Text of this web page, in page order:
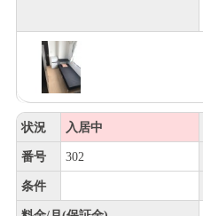
状況 入居中
番号 302
条件